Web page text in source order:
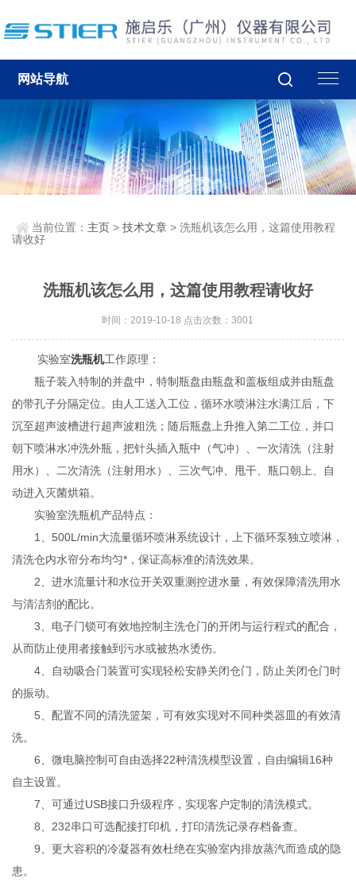
网站导航
当前位置： 主页 >技术文章 > 洗瓶机该怎么用，这篇使用教程
请收好
洗瓶机该怎么用，这篇使用教程请收好
时间：2019-10-18 点击次数：3001
实验室洗瓶机工作原理：
瓶子装入特制的并盘中，特制瓶盘由瓶盘和盖板组成并由瓶盘
的带孔子分隔定位。由人工送入工位，循环水喷淋注水满江后，下
沉至超声波槽进行超声波粗洗；随后瓶盘上升推入第二工位，并口
朝下喷淋水冲洗外瓶，把针头插入瓶中（气冲）、一次清洗（注射
用水）、二次清洗（注射用水）、三次气冲、甩干、瓶口朝上、自
动进入灭菌烘箱。
实验室洗瓶机产品特点：
1、500L/min大流量循环喷淋系统设计，上下循环泵独立喷淋，
清洗仓内水帘分布均匀*，保证高标准的清洗效果。
2、进水流量计和水位开关双重测控进水量，有效保障清洗用水
与清洁剂的配比。
3、电子门锁可有效地控制主洗仓门的开闭与运行程式的配合，
从而防止使用者接触到污水或被热水烫伤。
4、自动吸合门装置可实现轻松安静关闭仓门，防止关闭仓门时
的振动。
5、配置不同的清洗篮架，可有效实现对不同种类器皿的有效清
洗。
6、微电脑控制可自由选择22种清洗模型设置，自由编辑16种
自主设置。
7、可通过USB接口升级程序，实现客户定制的清洗模式。
8、232串口可选配接打印机，打印清洗记录存档备查。
9、更大容积的冷凝器有效杜绝在实验室内排放蒸汽而造成的隐
患。